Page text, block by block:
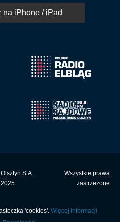
na iPhone / iPad
S.A.
2025
Wszystkie prawa
zastrzeżone
'cookies'. Więcej informacji